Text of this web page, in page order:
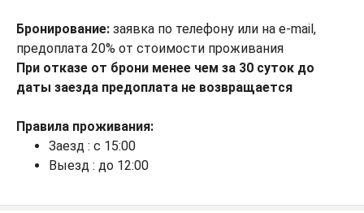
Бронирование: заявка по телефону или на e-mail,
предоплата 20% от стоимости проживания
При отказе от брони менее чем за 30 суток до
даты заезда предоплата не возвращается
Правила проживания:
Заезд : с 15:00
Выезд : до 12:00